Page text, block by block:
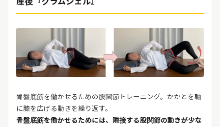
骨盤底筋を働かせるための股関節トレーニング。かかとを軸
に膝を広げる動きを繰り返す。
骨盤底筋を働かせるためには、隣接する股関節の動きが少な